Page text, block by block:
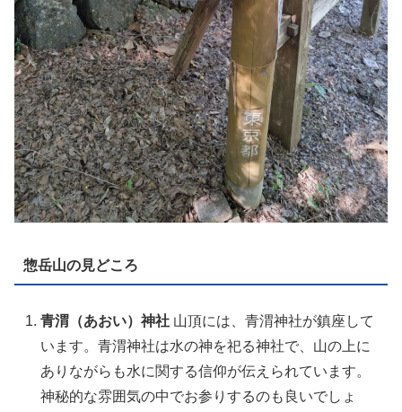
惣岳山の見どころ
青渭（あおい）神社 山頂には、青渭神社が鎮座して
います。青渭神社は水の神を祀る神社で、山の上に
ありながらも水に関する信仰が伝えられています。
神秘的な雰囲気の中でお参りするのも良いでしょ